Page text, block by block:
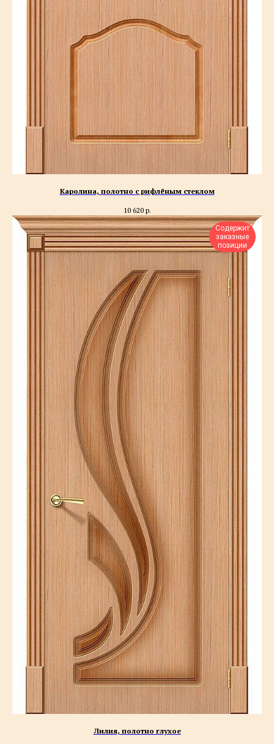
Каролина, полотно с рифлёным стеклом
10 620 р.
Содержит
заказные
позиции
Лилия, полотно глухое